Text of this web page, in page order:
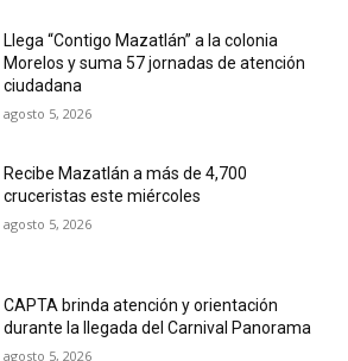
Llega “Contigo Mazatlán” a la colonia
Morelos y suma 57 jornadas de atención
ciudadana
agosto 5, 2026
Recibe Mazatlán a más de 4,700
cruceristas este miércoles
agosto 5, 2026
CAPTA brinda atención y orientación
durante la llegada del Carnival Panorama
agosto 5, 2026